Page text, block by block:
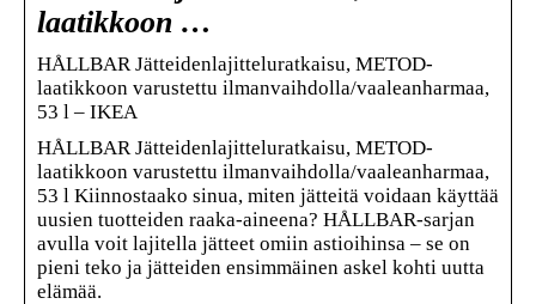
laatikkoon …
HÅLLBAR Jätteidenlajitteluratkaisu, METOD-
laatikkoon varustettu ilmanvaihdolla/vaaleanharmaa,
53 l – IKEA
HÅLLBAR Jätteidenlajitteluratkaisu, METOD-
laatikkoon varustettu ilmanvaihdolla/vaaleanharmaa,
53 l Kiinnostaako sinua, miten jätteitä voidaan käyttää
uusien tuotteiden raaka-aineena? HÅLLBAR-sarjan
avulla voit lajitella jätteet omiin astioihinsa – se on
pieni teko ja jätteiden ensimmäinen askel kohti uutta
elämää.